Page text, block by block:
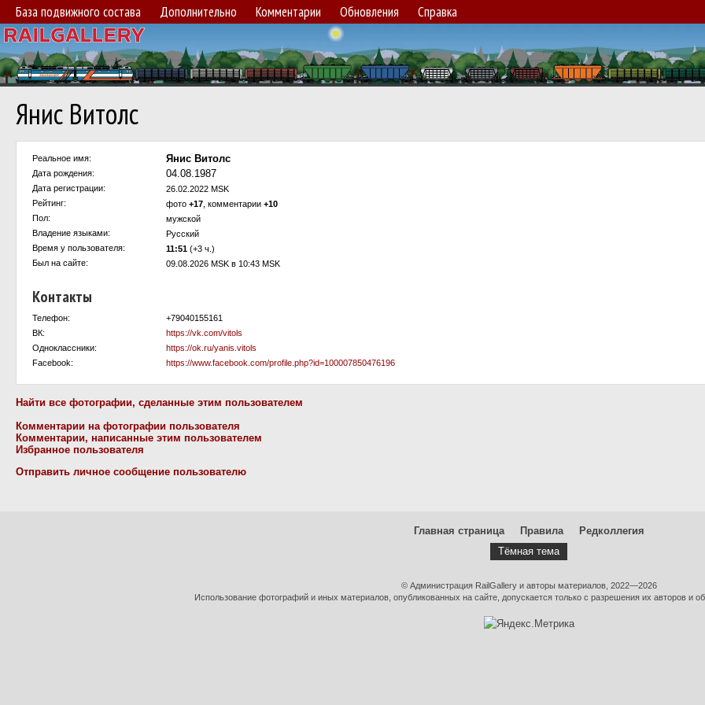
База подвижного состава Дополнительно Комментарии Обновления Справка
Янис Витолс
Реальное имя: Янис Витолс
Дата рождения: 04.08.1987
Дата регистрации:
26.02.2022 MSK
Рейтинг:
фото +17 , комментарии +10
Пол:
мужской
Владение языками:
Русский
Время у пользователя:
11:51 (+3 ч.)
Был на сайте:
09.08.2026 MSK в 10:43 MSK
Контакты
Телефон:
+79040155161
ВК:
https://vk.com/vitols
Одноклассники:
https://ok.ru/yanis.vitols
Facebook:
https://www.facebook.com/profile.php?id=100007850476196
Найти все фотографии, сделанные этим пользователем
Комментарии на фотографии пользователя
Комментарии, написанные этим пользователем
Избранное пользователя
Отправить личное сообщение пользователю
Главная страница Правила
Редколлегия
Тёмная тема
© Администрация RailGallery и авторы материалов, 2022—2026
Использование фотографий и иных материалов, опубликованных на сайте, допускается только с разрешения их авторов и